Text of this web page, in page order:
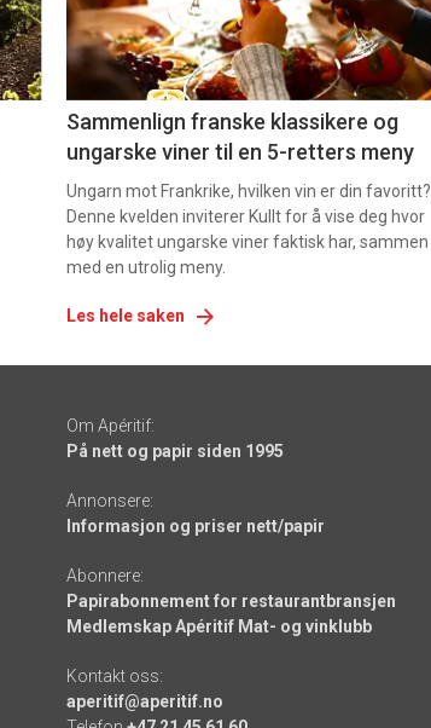
-
5
Sammenlign franske klassikere og
ungarske viner til en 5-retters meny
Ungarn mot Frankrike, hvilken vin er din favoritt?
Denne kvelden inviterer Kullt for å vise deg hvor
høy kvalitet ungarske viner faktisk har, sammen
med en utrolig meny.
Les hele saken
Om Apéritif:
På nett og papir siden 1995
Annonsere:
Informasjon og priser nett/papir
Abonnere:
Papirabonnement for restaurantbransjen
Medlemskap Apéritif Mat- og vinklubb
Kontakt oss:
aperitif@aperitif.no